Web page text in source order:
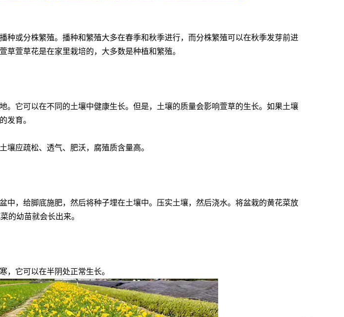
或分株繁殖。播种和繁殖大多在春季和秋季进行，而分株繁殖可以在秋季发芽前进
草萱草花是在家里栽培的，大多数是种植和繁殖。
它可以在不同的土壤中健康生长。但是，土壤的质量会影响萱草的生长。如果土壤
发育。
应疏松、透气、肥沃，腐殖质含量高。
，给脚底施肥，然后将种子埋在土壤中。压实土壤，然后浇水。将盆栽的黄花菜放
的幼苗就会长出来。
它可以在半阴处正常生长。